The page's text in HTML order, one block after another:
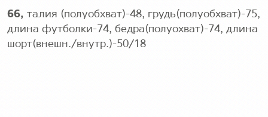
66, талия (полуобхват)-48, грудь(полуобхват)-75,
длина футболки-74, бедра(полуохват)-74, длина
шорт(внешн./внутр.)-50/18